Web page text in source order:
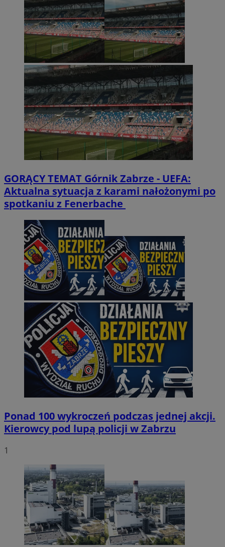
GORĄCY TEMAT Górnik Zabrze - UEFA:
Aktualna sytuacja z karami nałożonymi po
spotkaniu z Fenerbache
Ponad 100 wykroczeń podczas jednej akcji.
Kierowcy pod lupą policji w Zabrzu
1